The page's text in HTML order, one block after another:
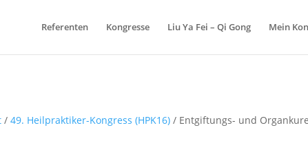
Referenten Kongresse Liu Ya Fei – Qi Gong Mein
/ 49. Heilpraktiker-Kongress (HPK16)/ Entgiftungs- und